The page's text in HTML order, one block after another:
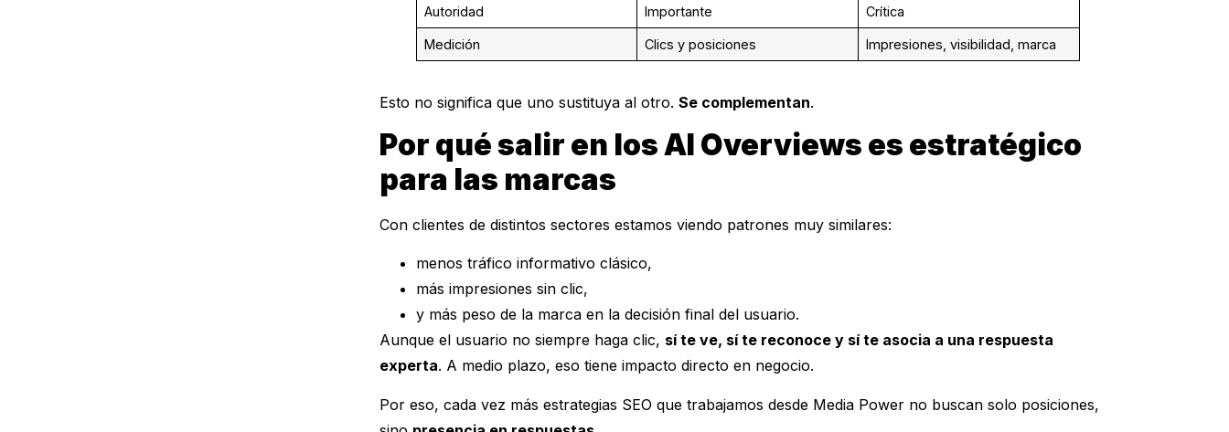
Autoridad Importante Crítica
Medición Clics y posiciones Impresiones, visibilidad, marca
Esto no significa que uno sustituya al otro.Se complementan.
Por qué salir en los AI Overviews es estratégico
para las marcas
Con clientes de distintos sectores estamos viendo patrones muy similares:
menos tráfico informativo clásico,
más impresiones sin clic,
y más peso de la marca en la decisión final del usuario.
Aunque el usuario no siempre haga clic, sí te ve, sí te reconoce y sí te asocia a una respuesta
experta. A medio plazo, eso tiene impacto directo en negocio.
Por eso, cada vez más estrategias SEO que trabajamos desde Media Power no buscan solo posiciones,